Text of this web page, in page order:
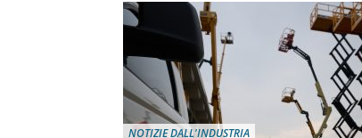
NOTIZIE DALL'INDUSTRIA